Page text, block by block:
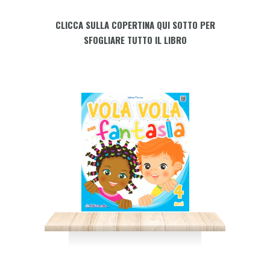
CLICCA SULLA COPERTINA QUI SOTTO PER
SFOGLIARE TUTTO IL LIBRO